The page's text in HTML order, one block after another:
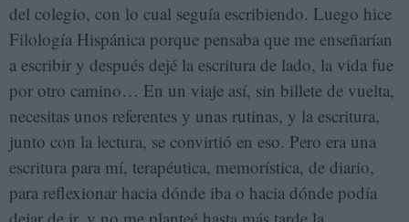
del colegio, con lo cual seguía escribiendo. Luego hice
Filología Hispánica porque pensaba que me enseñarían
a escribir y después dejé la escritura de lado, la vida fue
por otro camino… En un viaje así, sin billete de vuelta,
necesitas unos referentes y unas rutinas, y la escritura,
junto con la lectura, se convirtió en eso. Pero era una
escritura para mí, terapéutica, memorística, de diario,
para reflexionar hacia dónde iba o hacia dónde podía